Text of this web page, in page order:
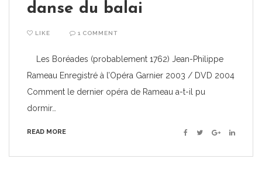
danse du balai
LIKE 1 COMMENT
Les Boréades (probablement 1762) Jean-Philippe
Rameau Enregistré à l’Opéra Garnier 2003 / DVD 2004
Comment le dernier opéra de Rameau a-t-il pu
dormir…
READ MORE Facebook
TwitterGoogle+Linkedin